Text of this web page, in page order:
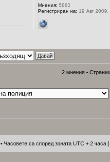
Мнения: 5863
Регистриран на: 19 Авг 2009,
2 мнения •
• Часовете са според зоната UTC + 2 часа [